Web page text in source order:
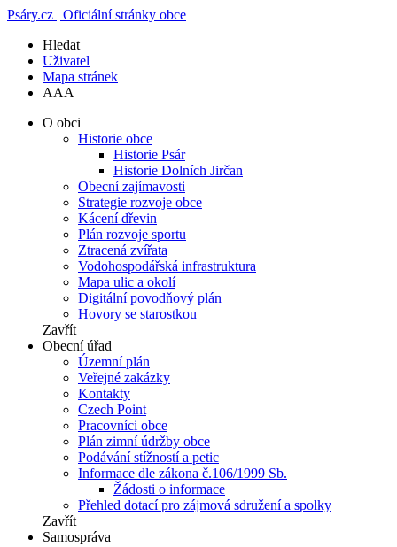
Psáry.cz | Oficiální stránky obce
Hledat
Uživatel
Mapa stránek
AAA
O obci
Historie obce
Historie Psár
Historie Dolních Jirčan
Obecní zajímavosti
Strategie rozvoje obce
Kácení dřevin
Plán rozvoje sportu
Ztracená zvířata
Vodohospodářská infrastruktura
Mapa ulic a okolí
Digitální povodňový plán
Hovory se starostkou
Zavřít
Obecní úřad
Územní plán
Veřejné zakázky
Kontakty
Czech Point
Pracovníci obce
Plán zimní údržby obce
Podávání stížností a petic
Informace dle zákona č.106/1999 Sb.
Žádosti o informace
Přehled dotací pro zájmová sdružení a spolky
Zavřít
Samospráva